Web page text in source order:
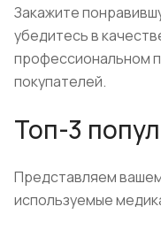
Закажите
убедитесь в
профессиональном
покупателей.
Топ-3
Представляем
используемые